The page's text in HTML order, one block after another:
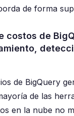
de forma
costos de
de BigQuery
de las
en la nube no